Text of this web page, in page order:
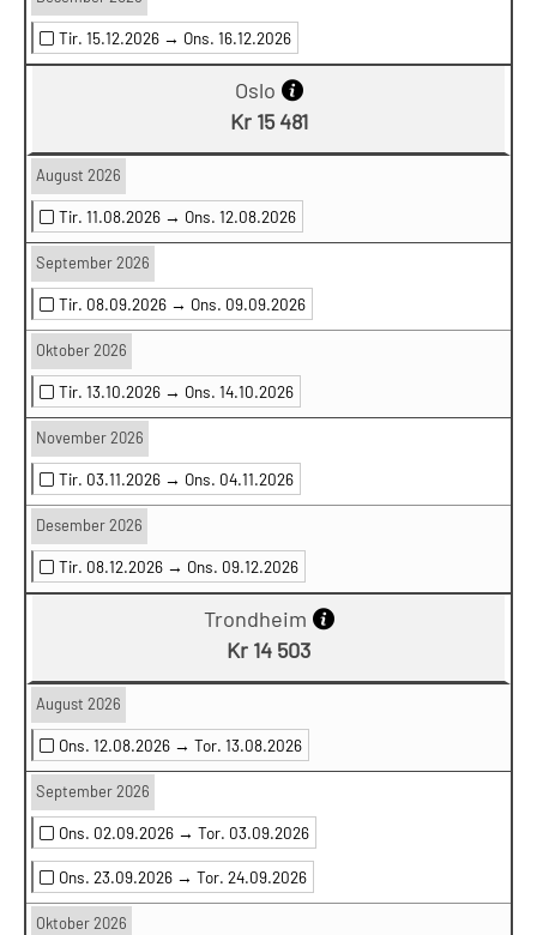
Tir. 15.12.2026 → Ons. 16.12.2026
Oslo
Kr 15 481
August 2026
Tir. 11.08.2026 → Ons. 12.08.2026
September 2026
Tir. 08.09.2026 → Ons. 09.09.2026
Oktober 2026
Tir. 13.10.2026 → Ons. 14.10.2026
November 2026
Tir. 03.11.2026 → Ons. 04.11.2026
Desember 2026
Tir. 08.12.2026 → Ons. 09.12.2026
Trondheim
Kr 14 503
August 2026
Ons. 12.08.2026 → Tor. 13.08.2026
September 2026
Ons. 02.09.2026 → Tor. 03.09.2026
Ons. 23.09.2026 → Tor. 24.09.2026
Oktober 2026